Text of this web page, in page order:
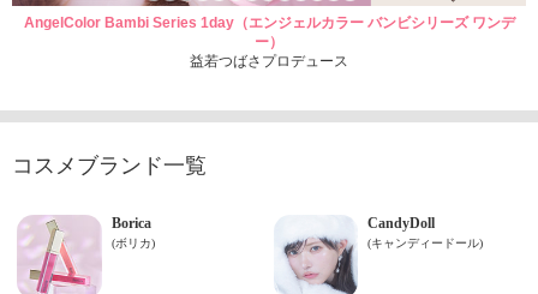
AngelColor Bambi Series 1day（エンジェルカラー バンビシリーズ ワンデ
ー）
益若つばさプロデュース
コスメブランド一覧